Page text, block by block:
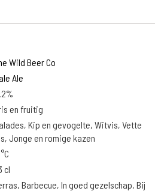
Wild Beer Co
Ale
en fruitig
Kip en gevogelte, Witvis, Vette
Jonge en romige kazen
cl
Barbecue, In goed gezelschap, Bij